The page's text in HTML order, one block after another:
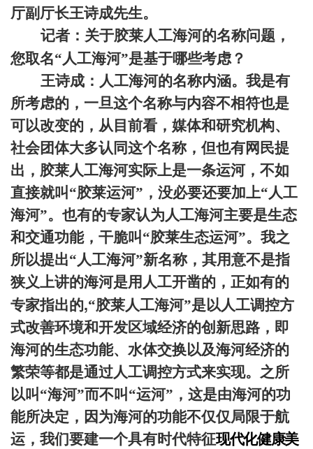
厅副厅长王诗成先生。
记者：关于胶莱人工海河的名称问题，
您取名“人工海河”是基于哪些考虑？
王诗成：人工海河的名称内涵。我是有
所考虑的，一旦这个名称与内容不相符也是
可以改变的，从目前看，媒体和研究机构、
社会团体大多认同这个名称，但也有网民提
出，胶莱人工海河实际上是一条运河，不如
直接就叫“胶莱运河”，没必要还要加上“人工
海河”。也有的专家认为人工海河主要是生态
和交通功能，干脆叫“胶莱生态运河”。我之
所以提出“人工海河”新名称，其用意不是指
狭义上讲的海河是用人工开凿的，正如有的
专家指出的,“胶莱人工海河”是以人工调控方
式改善环境和开发区域经济的创新思路，即
海河的生态功能、水体交换以及海河经济的
繁荣等都是通过人工调控方式来实现。之所
以叫“海河”而不叫“运河”，这是由海河的功
能所决定，因为海河的功能不仅仅局限于航
运，我们要建一个具有时代特征现代化健康美